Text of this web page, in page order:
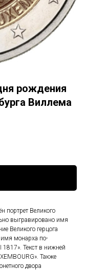
рождения
Виллема
портрет Великого
выгравировано имя
Великого герцога
монарха по-
1817». Текст в нижней
Также
двора